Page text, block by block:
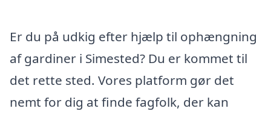
Er du på udkig efter hjælp til ophængning
af gardiner i Simested? Du er kommet til
det rette sted. Vores platform gør det
nemt for dig at finde fagfolk, der kan